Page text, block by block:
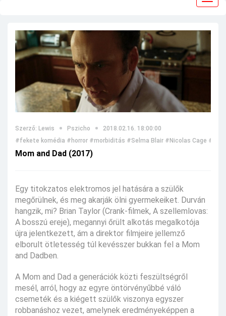
Szerző: Lewis Pszicho
2018.02.16. 18:00:00
#fekete komédia #horror #morbiditás #Selma Blair #Nicolas Cage
Mom and Dad (2017)
Egy titokzatos elektromos jel hatására a szülők
megőrülnek, és meg akarják ölni gyermekeiket. Durván
hangzik, mi? Brian Taylor (Crank-filmek, A szellemlovas:
A bosszú ereje), megannyi őrült alkotás megalkotója
újra jelentkezett, ám a direktor filmjeire jellemző
elborult ötletesség túl kevésszer bukkan fel a Mom
and Dadben.
A Mom and Dad a generációk közti feszültségről
mesél, arról, hogy az egyre öntörvényűbbé váló
csemeték és a kiégett szülők viszonya egyszer
robbanáshoz vezet, amelynek eredményeképpen a